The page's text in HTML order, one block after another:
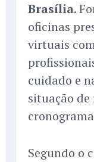
Brasília.
oficinas
virtuais
cuidado e
situação
Segundo o